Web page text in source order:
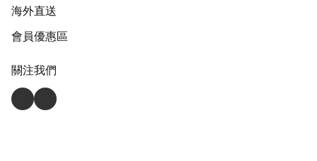
海外直送
會員優惠區
關注我們